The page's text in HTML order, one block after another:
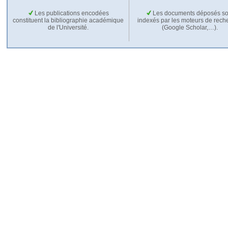
Les publications encodées
constituent la bibliographie académique
de l'Université.
Les documents déposés
indexés par les moteurs de
(Google Scholar,…).